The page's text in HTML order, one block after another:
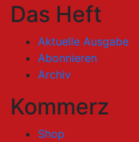
Das Heft
Aktuelle Ausgabe
Abonnieren
Archiv
Kommerz
Shop